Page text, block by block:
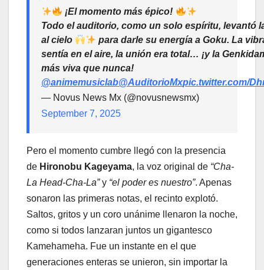
¡El momento más épico!
Todo el auditorio, como un solo espíritu, levantó
al cielo
para darle su energía a Goku. La
sentía en el aire, la unión era total… ¡y la
más viva que nunca!
@animemusiclab@AuditorioMxpic.twitter.com/
— Novus News Mx (@novusnewsmx)
September 7, 2025
Pero el momento cumbre llegó con la presencia
de Hironobu Kageyama, la voz original de “Cha-
La Head-Cha-La”y “el poder es nuestro”. Apenas
sonaron las primeras notas, el recinto explotó.
Saltos, gritos y un coro unánime llenaron la noche,
como si todos lanzaran juntos un gigantesco
Kamehameha. Fue un instante en el que
generaciones enteras se unieron, sin importar la